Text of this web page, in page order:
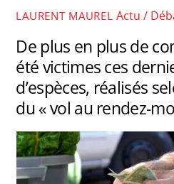
LAURENT MAUREL Actu /
De plus en plus de
été victimes ces
d’espèces, réalisés
du « vol au rendez-